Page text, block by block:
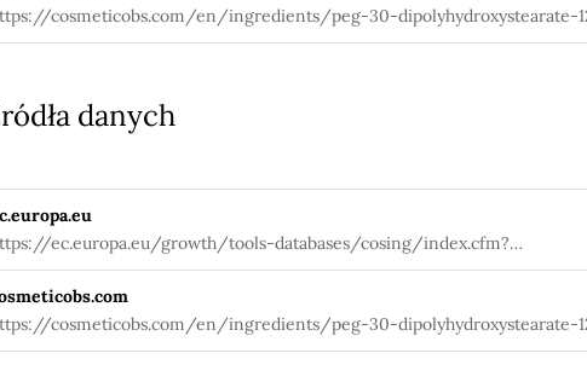
cosmeticobs.com/en/ingredients/peg-30-dipolyhydroxystearate-
danych
ec.europa.eu/growth/tools-databases/cosing/index.cfm?
cosmeticobs.com/en/ingredients/peg-30-dipolyhydroxystearate-